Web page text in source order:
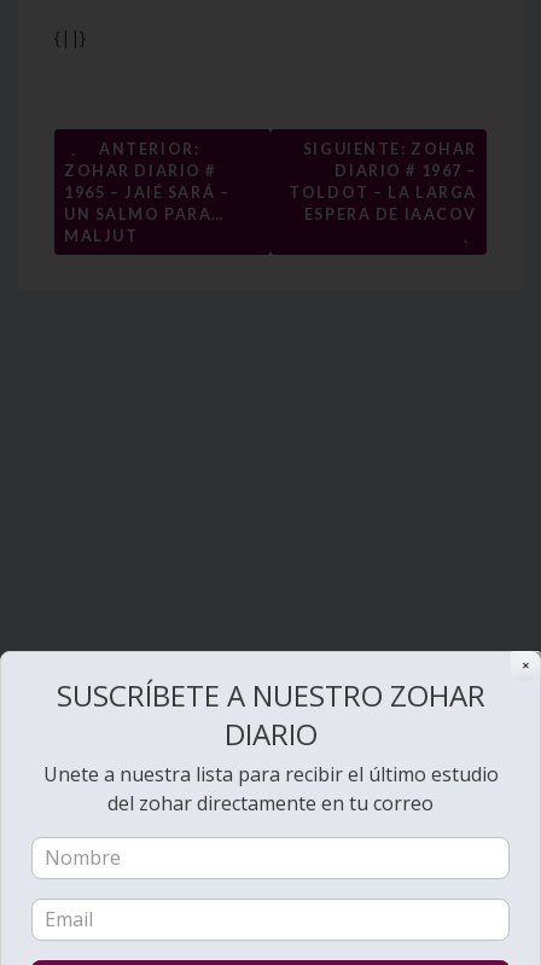
{||}
Navegación
de
entradas
←
ANTERIOR:
ZOHAR DIARIO #
1965 – JAIÉ SARÁ –
UN SALMO PARA…
MALJUT
SIGUIENTE: ZOHAR
DIARIO # 1967 –
TOLDOT – LA LARGA
ESPERA DE IAACOV
→
Bienvenido al Zohar
✕
SUSCRÍBETE A NUESTRO ZOHAR
DIARIO
Unete a nuestra lista para recibir el último estudio
del zohar directamente en tu correo